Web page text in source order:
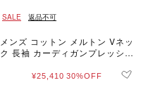
SALE 返品不可
メンズ コットン メルトン Vネッ
ク 長袖 カーディガンプレッショ
¥25,410 30%OFF